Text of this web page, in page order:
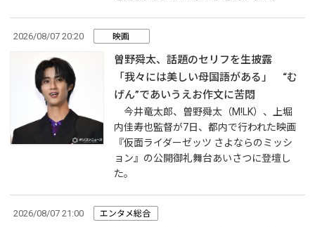
2026/08/07 20:20 映画
曽野舜太、話題のセリフを生披露
「我々には美しい母国語がある」 “む
げん”であいうえお作文に苦悶
今井竜太郎、曽野舜太（M!LK）、上堀
内佳寿也監督が7日、都内で行われた映画
『仮面ライダーゼッツ さよならのミッシ
ョン』の公開御礼舞台あいさつに登壇し
た。
2026/08/07 21:00 エンタメ総合